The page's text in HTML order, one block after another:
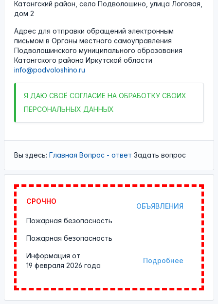
Катангский район, село Подволошино, улица Логовая,
дом 2
Адрес для отправки обращений электронным
письмом в Органы местного самоуправления
Подволошинского муниципального образования
Катангского района Иркутской области
info@podvoloshino.ru
Я ДАЮ СВОЁ СОГЛАСИЕ НА ОБРАБОТКУ СВОИХ
ПЕРСОНАЛЬНЫХ ДАННЫХ
Вы здесь: Главная Вопрос - ответ Задать вопрос
СРОЧНО
ОБЪЯВЛЕНИЯ
Пожарная безопасность
Пожарная безопасность
Подробнее
Информация от
19 февраля 2026 года